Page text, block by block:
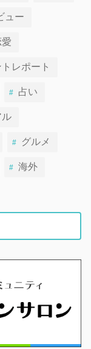
ュー
レポート
占い
ル
グルメ
海外